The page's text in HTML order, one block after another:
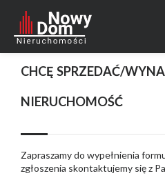
Strona główna
CHCĘ SPRZEDAĆ/
NIERUCHOMOŚĆ
Zapraszamy do wypełnienia
zgłoszenia skontaktujemy się z